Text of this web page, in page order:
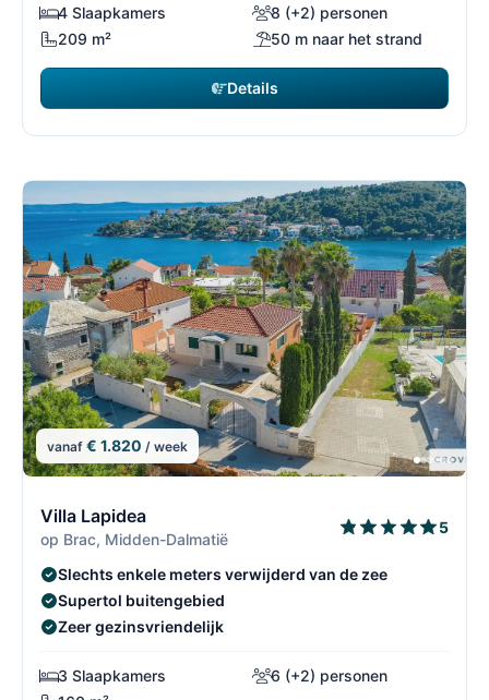
4 Slaapkamers
8 (+2) personen
209 m²
50 m naar het strand
Details
vanaf € 1.820 / week
Villa Lapidea
op Brac, Midden-Dalmatië
5
Slechts enkele meters verwijderd van de zee
Supertol buitengebied
Zeer gezinsvriendelijk
3 Slaapkamers
6 (+2) personen